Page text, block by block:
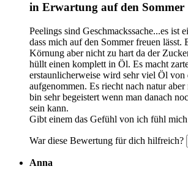
in Erwartung auf den Sommer
Peelings sind Geschmackssache...es ist
dass mich auf den Sommer freuen lässt.
Körnung aber nicht zu hart da der
hüllt einen komplett in Öl. Es macht
erstaunlicherweise wird sehr viel Öl von
aufgenommen. Es riecht nach natur
bin sehr begeistert wenn man danach
sein kann.
Gibt einem das Gefühl von ich fühl
War diese Bewertung für dich hilfreich?
Anna